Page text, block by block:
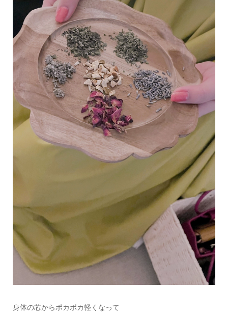
身体の芯からポカポカ軽くなって